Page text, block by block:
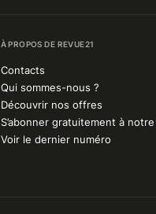
À PROPOS DE REVUE21
Contacts
Qui sommes-nous ?
Découvrir nos offres
S’abonner gratuitement à
Voir le dernier numéro